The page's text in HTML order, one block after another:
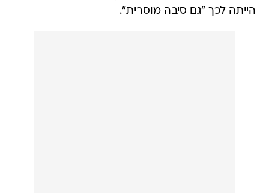
הייתה לכך "גם סיבה מוסרית".